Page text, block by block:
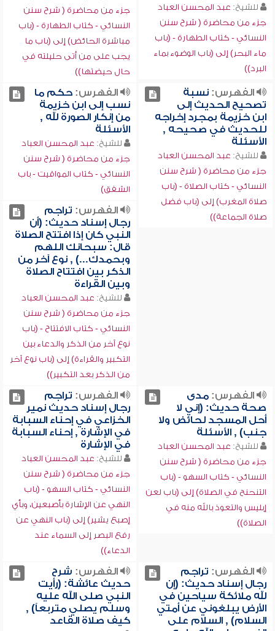
للشيخ: عبد المحسن العباد
جزء من محاضرة ( شرح سنن
النسائي - كتاب الطهارة - (باب
ماء البحر) إلى (باب الوضوء بماء
البرد))
جزء من محاضرة ( شرح سنن
النسائي - كتاب الطهارة - (باب
مباشرة الحائض) إلى (باب ما
يجب على من أتى حليلته في
حال حيضتها))
الفهرس:نسبة
تصحيح الحديث إلى
ابن خزيمة بمجرد إخراجه
للحديث في صحيحه ,
الأسئلة
للشيخ: عبد المحسن العباد
جزء من محاضرة ( شرح سنن
النسائي - كتاب الصلاة - (باب
صلاة المغرب) إلى (باب فضل
صلاة الجماعة))
الفهرس:حكم ما
نسب إلى ابن خزيمة
من إنكار الصورة لله ,
الأسئلة
للشيخ: عبد المحسن العباد
جزء من محاضرة ( شرح سنن
النسائي - كتاب المواقيت - باب
الشفق)
الفهرس: تراجم
رجال إسناد حديث: (أن
النبي كان إذا افتتح الصلاة
قال: سبحانك اللهم
وبحمدك...) , نوع آخر من
الذكر بين افتتاح الصلاة
وبين القراءة
للشيخ: عبد المحسن العباد
جزء من محاضرة ( شرح سنن
النسائي - كتاب الافتتاح - (باب
نوع آخر من الذكر والدعاء بين
التكبير والقراءة) إلى (باب نوع آخر
من الذكر بعد التكبير))
الفهرس:مدى
صحة حديث: (إني لا
أحل المسجد لحائض ولا
جنب) , الأسئلة
للشيخ: عبد المحسن العباد
جزء من محاضرة ( شرح سنن
النسائي - كتاب السهو - (باب
التنحنح في الصلاة) إلى (باب لعن
إبليس والتعوذ بالله منه في
الصلاة))
الفهرس: تراجم
رجال إسناد حديث نمير
الخزاعي في إحناء السبابة
في الإشارة , إحناء السبابة
في الإشارة
للشيخ: عبد المحسن العباد
جزء من محاضرة ( شرح سنن
النسائي - كتاب السهو - (باب
النهي عن الإشارة بأصبعين، وبأي
إصبع يشير) إلى (باب النهي عن
رفع البصر إلى السماء عند
الدعاء))
الفهرس: تراجم
رجال إسناد حديث: (إن
لله ملائكة سياحين في
الأرض يبلغوني عن أمتي
السلام) , السلام على
الفهرس: شرح
حديث عائشة: (رأيت
النبي صلى الله عليه
وسلم يصلي متربعاً) ,
كيف صلاة القاعد